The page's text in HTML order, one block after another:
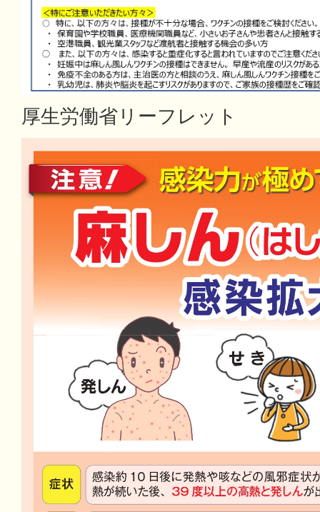
厚生労働省リーフレット